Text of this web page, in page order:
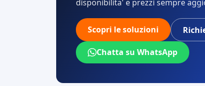
disponibilita' e prezzi sempre
Scopri le soluzioni
Chatta su WhatsApp